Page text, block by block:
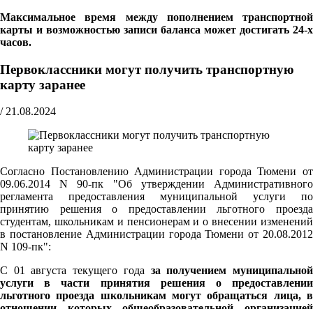
Максимальное время между пополнением транспортной
карты и возможностью записи баланса может достигать 24-х
часов.
Первоклассники могут получить транспортную
карту заранее
/ 21.08.2024
Согласно Постановлению Администрации города Тюмени от
09.06.2014 N 90-пк "Об утверждении Административного
регламента предоставления муниципальной услуги по
принятию решения о предоставлении льготного проезда
студентам, школьникам и пенсионерам и о внесении изменений
в постановление Администрации города Тюмени от 20.08.2012
N 109-пк":
С 01 августа текущего года за получением муниципальной
услуги в части принятия решения о предоставлении
льготного проезда школьникам могут обращаться лица, в